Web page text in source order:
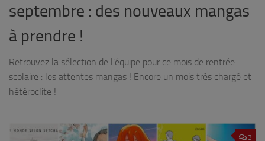
septembre : des nouveaux mangas
à prendre !
Retrouvez la sélection de l’équipe pour ce mois de rentrée
scolaire : les attentes mangas ! Encore un mois très chargé et
hétéroclite !
3